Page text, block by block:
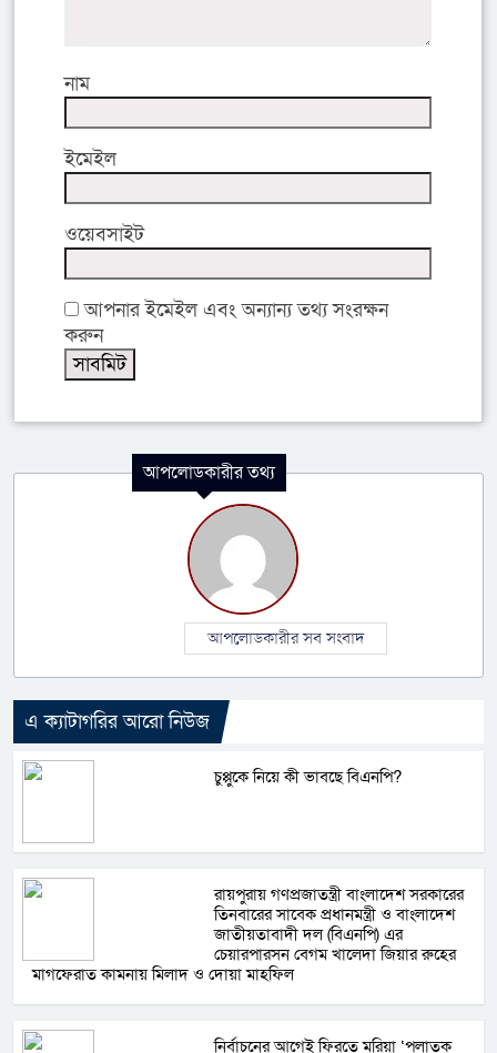
নাম
ইমেইল
ওয়েবসাইট
আপনার ইমেইল এবং অন্যান্য তথ্য সংরক্ষন
করুন
আপলোডকারীর তথ্য
আপলোডকারীর সব সংবাদ
এ ক্যাটাগরির আরো নিউজ
চুপ্পুকে নিয়ে কী ভাবছে বিএনপি?
রায়পুরায় গণপ্রজাতন্ত্রী বাংলাদেশ সরকারের
তিনবারের সাবেক প্রধানমন্ত্রী ও বাংলাদেশ
জাতীয়তাবাদী দল (বিএনপি) এর
চেয়ারপারসন বেগম খালেদা জিয়ার রুহের
মাগফেরাত কামনায় মিলাদ ও দোয়া মাহফিল
নির্বাচনের আগেই ফিরতে মরিয়া ‘পলাতক